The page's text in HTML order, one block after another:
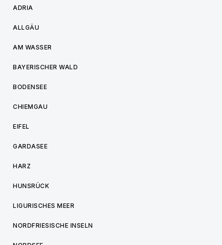
ADRIA
ALLGÄU
AM WASSER
BAYERISCHER WALD
BODENSEE
CHIEMGAU
EIFEL
GARDASEE
HARZ
HUNSRÜCK
LIGURISCHES MEER
NORDFRIESISCHE INSELN